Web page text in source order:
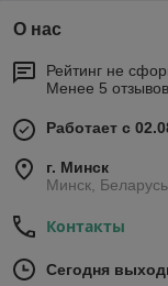
О нас
Рейтинг не
Менее 5
Работает с
г. Минск
Минск, Беларусь
Контакты
Сегодня